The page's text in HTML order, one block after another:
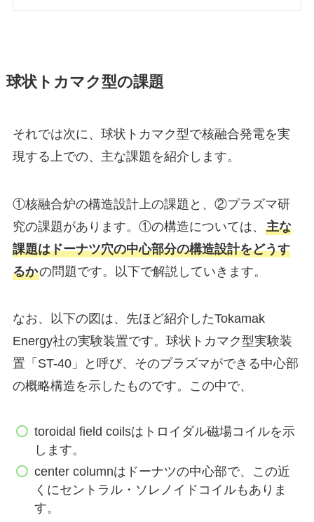
球状トカマク型の課題
それでは次に、球状トカマク型で核融合発電を実
現する上での、主な課題を紹介します。
①核融合炉の構造設計上の課題と、②プラズマ研
究の課題があります。①の構造については、 主な
課題はドーナツ穴の中心部分の構造設計をどうす
るかの問題です。以下で解説していきます。
なお、以下の図は、先ほど紹介したTokamak
Energy社の実験装置です。球状トカマク型実験装
置「ST-40」と呼び、そのプラズマができる中心部
の概略構造を示したものです。この中で、
toroidal field coilsはトロイダル磁場コイルを示
します。
center columnはドーナツの中心部で、この近
くにセントラル・ソレノイドコイルもありま
す。